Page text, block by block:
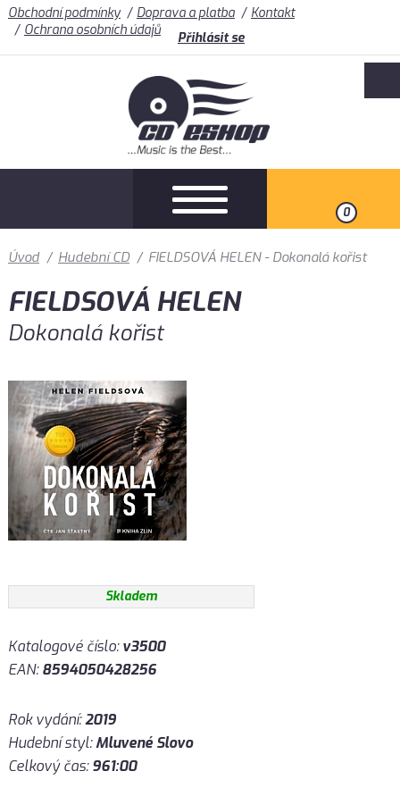
Obchodní podmínky Doprava a platba
Kontakt
Ochrana osobních údajů
Přihlásit se
0
Úvod / Hudební CD / FIELDSOVÁ HELEN - Dokonalá kořist
FIELDSOVÁ HELEN
Dokonalá kořist
Skladem
Katalogové číslo:v3500
EAN:8594050428256
Rok vydání:2019
Hudební styl:Mluvené Slovo
Celkový čas:961:00